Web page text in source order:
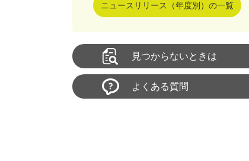
ニュースリリース（年度別）の一覧
見つからないときは
よくある質問